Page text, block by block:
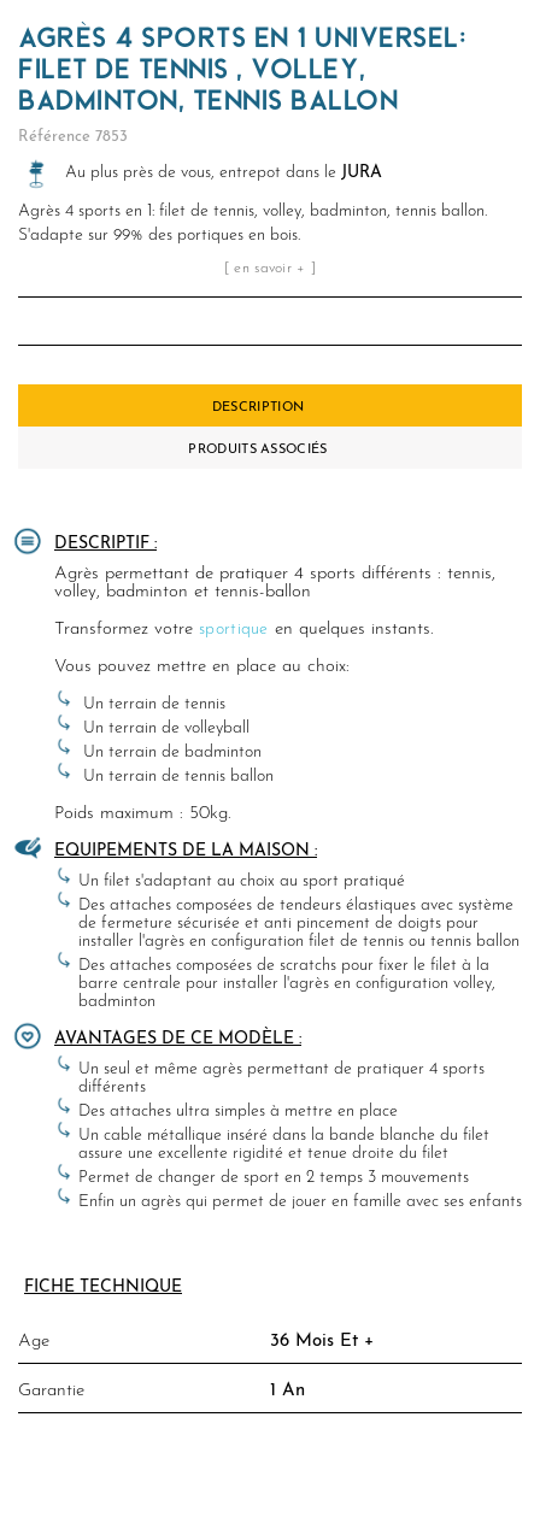
AGRÈS 4 SPORTS EN 1 UNIVERSEL:
FILET DE TENNIS , VOLLEY,
BADMINTON, TENNIS BALLON
Référence 7853
Au plus près de vous, entrepot dans le JURA
Agrès 4 sports en 1: filet de tennis, volley, badminton, tennis ballon.
S'adapte sur 99% des portiques en bois.
[ en savoir + ]
DESCRIPTION
PRODUITS ASSOCIÉS
DESCRIPTIF :
Agrès permettant de pratiquer 4 sports différents : tennis,
volley, badminton et tennis-ballon
Transformez votre sportique en quelques instants.
Vous pouvez mettre en place au choix:
Un terrain de tennis
Un terrain de volleyball
Un terrain de badminton
Un terrain de tennis ballon
Poids maximum : 50kg.
EQUIPEMENTS DE LA MAISON :
Un filet s'adaptant au choix au sport pratiqué
Des attaches composées de tendeurs élastiques avec système
de fermeture sécurisée et anti pincement de doigts pour
installer l'agrès en configuration filet de tennis ou tennis ballon
Des attaches composées de scratchs pour fixer le filet à la
barre centrale pour installer l'agrès en configuration volley,
badminton
AVANTAGES DE CE MODÈLE :
Un seul et même agrès permettant de pratiquer 4 sports
différents
Des attaches ultra simples à mettre en place
Un cable métallique inséré dans la bande blanche du filet
assure une excellente rigidité et tenue droite du filet
Permet de changer de sport en 2 temps 3 mouvements
Enfin un agrès qui permet de jouer en famille avec ses enfants
FICHE TECHNIQUE
Age 36 Mois Et +
Garantie 1 An